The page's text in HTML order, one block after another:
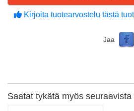
Kirjoita tuotearvostelu tästä
Jaa
Saatat tykätä myös seuraavista